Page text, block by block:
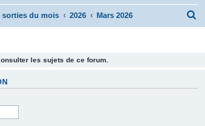
sorties du mois 2026 Mars 2026
les sujets de ce forum.